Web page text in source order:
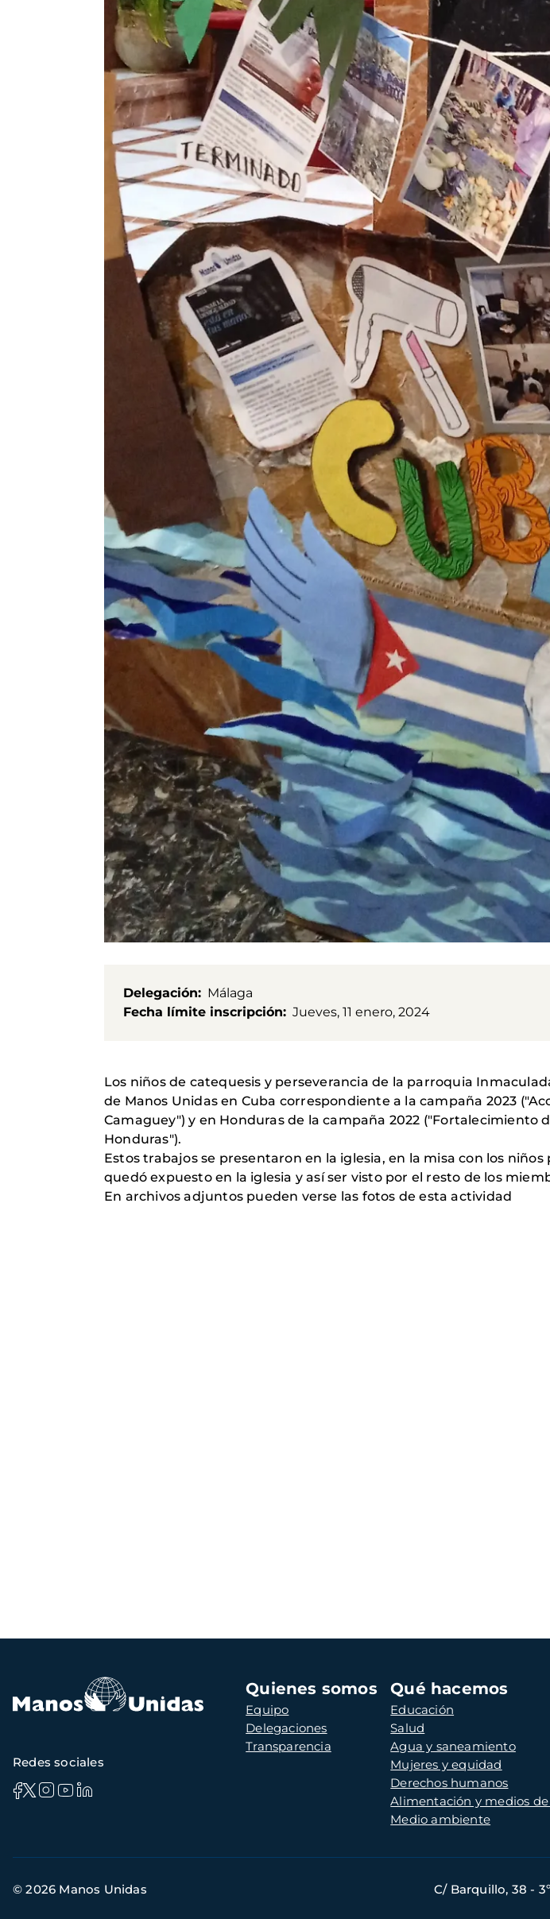
Delegación
Málaga
Fecha límite inscripción
Jueves, 11 enero, 2024
Los niños de catequesis y perseverancia de la parroquia
de Manos Unidas en Cuba correspondiente a la campaña 2023
Camaguey") y en Honduras de la campaña 2022
Honduras").
Estos trabajos se presentaron en la iglesia, en la misa con los
quedó expuesto en la iglesia y así ser visto por el resto de los
En archivos adjuntos pueden verse las fotos de esta actividad
Navegación
principal
Quienes somos
Equipo
Delegaciones
Transparencia
Qué hacemos
Educación
Salud
Agua y saneamiento
Mujeres y equidad
Derechos humanos
Alimentación y medios
Medio ambiente
Redes sociales
de
© 2026 Manos Unidas C/ Barquillo, 38 -